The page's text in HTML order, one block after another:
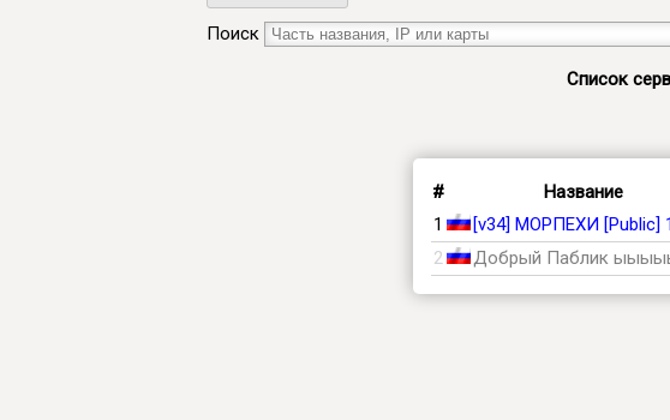
Поиск
Список
# Название
1
[v34] МОРПЕХИ [Public]
2
Добрый Паблик